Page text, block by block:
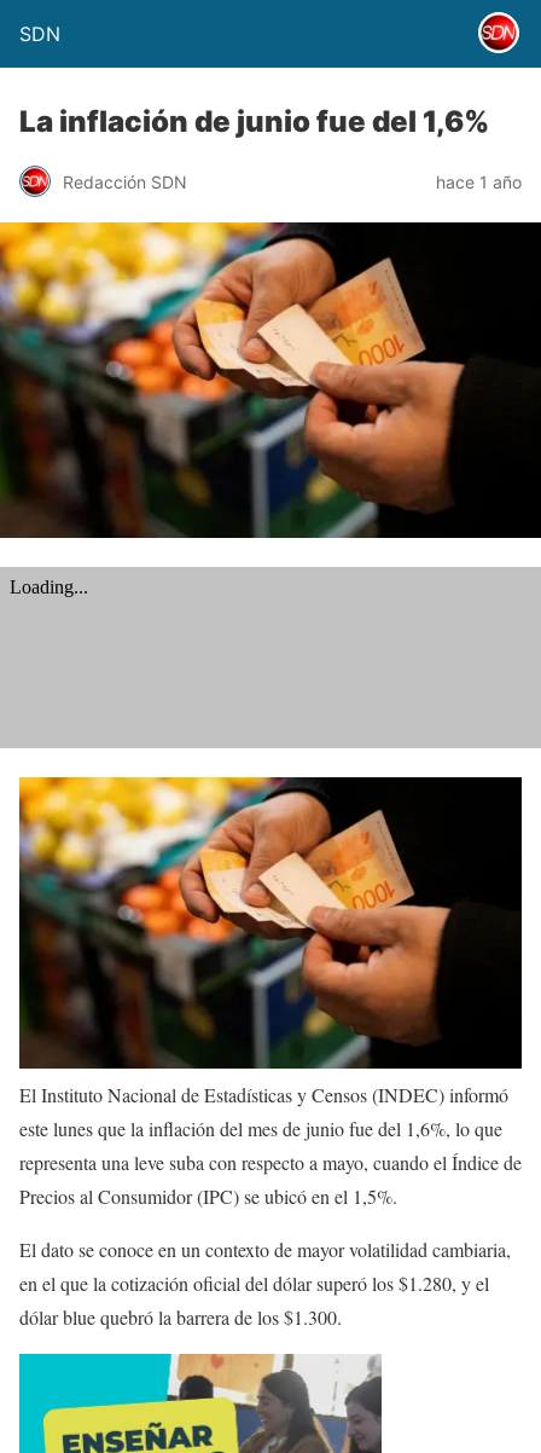
SDN
La inflación de junio fue del 1,6%
Redacción SDN hace 1 año
El Instituto Nacional de Estadísticas y Censos (INDEC) informó
este lunes que la inflación del mes de junio fue del 1,6%, lo que
representa una leve suba con respecto a mayo, cuando el Índice de
Precios al Consumidor (IPC) se ubicó en el 1,5%.
El dato se conoce en un contexto de mayor volatilidad cambiaria,
en el que la cotización oficial del dólar superó los $1.280, y el
dólar blue quebró la barrera de los $1.300.